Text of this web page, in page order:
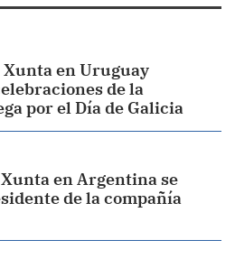
Xunta en Uruguay
de la
por el Día de Galicia
en Argentina se
de la compañía